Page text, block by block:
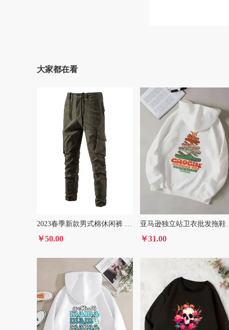
大家都在看
2023春季新款男式棉休闲裤 外贸透气男装商务百搭多口袋纯色长裤
￥50.00
亚马逊独立
￥31.00